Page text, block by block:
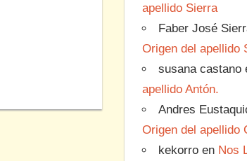
apellido Sierra
Faber José
Origen del apellido
susana castano
apellido Antón.
Andres
Origen del apellido
kekorro en Nos